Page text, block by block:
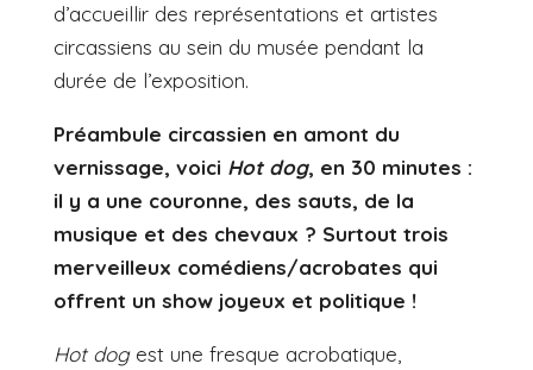
d’accueillir des représentations et artistes
circassiens au sein du musée pendant la
durée de l’exposition.
Préambule circassien en amont du
vernissage, voici Hot dog, en 30 minutes :
il y a une couronne, des sauts, de la
musique et des chevaux ? Surtout trois
merveilleux comédiens/acrobates qui
offrent un show joyeux et politique !
Hot dogest une fresque acrobatique,